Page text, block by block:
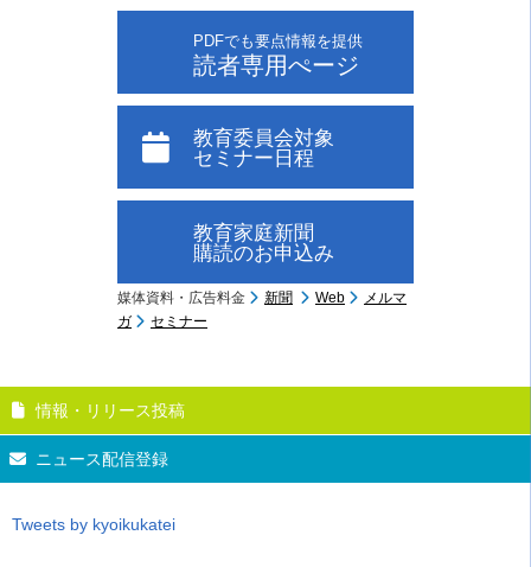
PDFでも要点情報を提供
読者専用ぺージ
教育委員会対象
セミナー日程
教育家庭新聞
購読のお申込み
媒体資料・広告料金 新聞 Web
メルマ
ガ
セミナー
情報・リリース投稿
ニュース配信登録
Tweets by kyoikukatei